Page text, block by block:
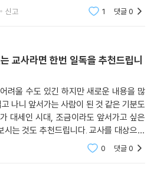
하기
무 자동화 도구 만들기
지 클릭 자동화 프로그램 만들기
작하기
개하는 파일 작성하기
다운으로 문서 요약하기
에 참조하기
용하기
님
싶은 초보자
화에 관심 있는 선생님
함께라면, 더 효율적이고 스마트한 교사
업무에 치이지 말고 자동화의 힘을 경험
행정 업무에 많은 시간을 빼앗긴 선생
뭘 할 수 있을까 하다가 잊혀졌던 것 같
신고 1 댓글0
교사라면 한번 일독을 추천드립니
려울 수도 있긴 하지만 새로운 내용을 많
나니 앞서가는 사람이 된 것 같은 기분도
대세인 시대, 조금이라도 앞서가고 싶은
는 것도 추천드립니다. 교사를 대상으로
립니다. 저는 이 책을 계기로 앞으로 관련
0 댓글0